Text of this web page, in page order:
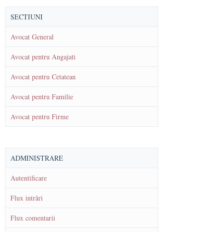
SECTIUNI
Avocat General
Avocat pentru Angajati
Avocat pentru Cetatean
Avocat pentru Familie
Avocat pentru Firme
ADMINISTRARE
Autentificare
Flux intrări
Flux comentarii